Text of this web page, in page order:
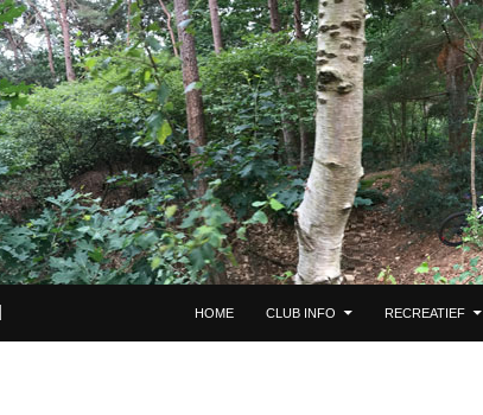
HOME
CLUB INFO RECREATIEF